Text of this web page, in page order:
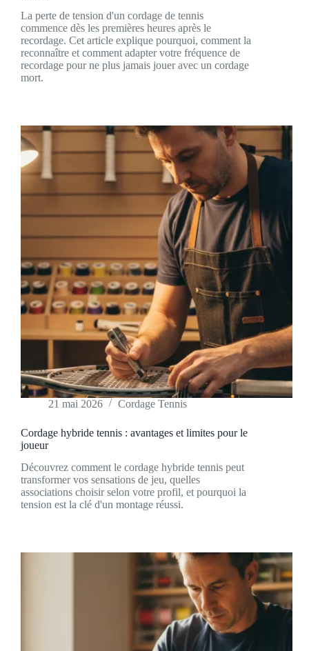
La perte de tension d'un cordage de tennis
commence dès les premières heures après le
recordage. Cet article explique pourquoi, comment la
reconnaître et comment adapter votre fréquence de
recordage pour ne plus jamais jouer avec un cordage
mort.
21 mai 2026 Cordage Tennis
Cordage hybride tennis : avantages et limites pour le
joueur
Découvrez comment le cordage hybride tennis peut
transformer vos sensations de jeu, quelles
associations choisir selon votre profil, et pourquoi la
tension est la clé d'un montage réussi.